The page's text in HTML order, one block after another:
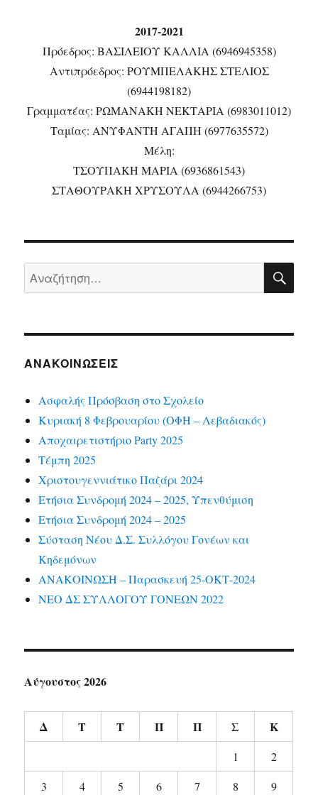
2017-2021
Πρόεδρος: ΒΑΣΙΛΕΙΟΥ ΚΑΛΛΙΑ (6946945358)
Αντιπρόεδρος: ΡΟΥΜΠΕΛΑΚΗΣ ΣΤΕΛΙΟΣ
(6944198182)
Γραμματέας: ΡΩΜΑΝΑΚΗ ΝΕΚΤΑΡΙΑ (6983011012)
Ταμίας: ΑΝΥΦΑΝΤΗ ΑΓΑΠΗ (6977635572)
Μέλη:
ΤΣΟΥΠΑΚΗ ΜΑΡΙΑ (6936861543)
ΣΤΑΘΟΥΡΑΚΗ ΧΡΥΣΟΥΛΑ (6944266753)
Αναζήτηση
για:
ΑΝΑΚΟΙΝΏΣΕΙΣ
Ασφαλής Πρόσβαση στο Σχολείο
Κυριακή 8 Φεβρουαρίου (ΟΦΗ – Λεβαδιακός)
Αποχαιρετιστήριο Party 2025
Τέμπη 2025
Χριστουγεννιάτικο Παζάρι 2024
Ετήσια Συνδρομή 2024 – 2025, Υπενθύμιση
Ετήσια Συνδρομή 2024 – 2025
Σύσταση Νέου Δ.Σ. Συλλόγου Γονέων και
Κηδεμόνων
ΑΝΑΚΟΙΝΩΣΗ – Παρασκευή 25-ΟΚΤ-2024
ΝΕΟ ΔΣ ΣΥΛΛΟΓΟΥ ΓΟΝΕΩΝ 2022
Αύγουστος 2026
Δ Τ Τ Π Π Σ Κ
1
2
3
4 5 6 7 8
9